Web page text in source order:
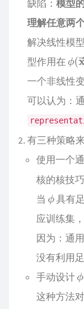
缺陷： 模型
理解任意两
解决线性模
型作用在
一个非线性变
可以认为：
有三种策略
使用一个
核的核技巧
当
具有
应训练集
因为：通
没有利用
手动设计
这种方法